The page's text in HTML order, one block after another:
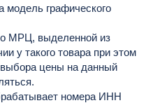
модель графического
МРЦ, выделенной из
у такого товара при этом
цены на данный
номера ИНН